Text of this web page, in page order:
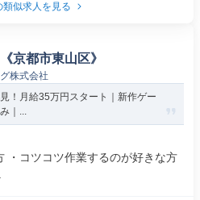
類似求人を見る
京都市東山区》
株式会社
！月給35万円スタート｜新作ゲー
｜...
・コツコツ作業するのが好きな方